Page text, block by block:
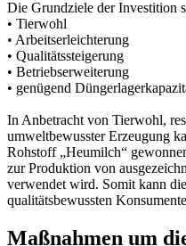
Die Grundziele der Investition
• Tierwohl
• Arbeitserleichterung
• Qualitätssteigerung
• Betriebserweiterung
• genügend
In Anbetracht von Tierwohl,
umweltbewusster Erzeugung
Rohstoff „Heumilch“
zur Produktion von
verwendet wird. Somit kann
qualitätsbewussten
Maßnahmen um